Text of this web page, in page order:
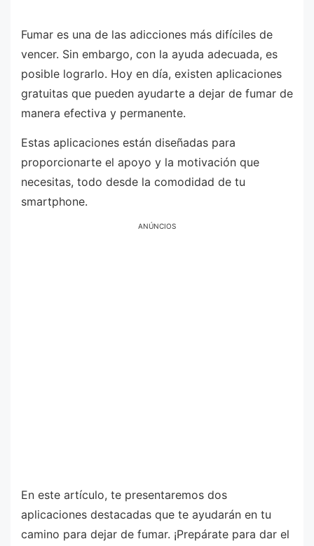
Fumar es una de las adicciones más difíciles de
vencer. Sin embargo, con la ayuda adecuada, es
posible lograrlo. Hoy en día, existen aplicaciones
gratuitas que pueden ayudarte a dejar de fumar de
manera efectiva y permanente.
Estas aplicaciones están diseñadas para
proporcionarte el apoyo y la motivación que
necesitas, todo desde la comodidad de tu
smartphone.
ANÚNCIOS
En este artículo, te presentaremos dos
aplicaciones destacadas que te ayudarán en tu
camino para dejar de fumar. ¡Prepárate para dar el